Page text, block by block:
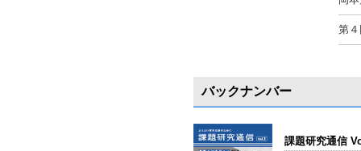
第
バックナンバー
課題研究通信